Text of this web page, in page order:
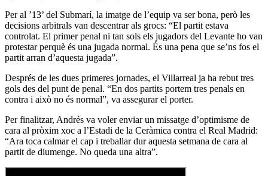
Per al ’13’ del Submarí, la imatge de l’equip va ser bona, però les
decisions arbitrals van descentrar als grocs: “El partit estava
controlat. El primer penal ni tan sols els jugadors del Levante ho van
protestar perquè és una jugada normal. És una pena que se’ns fos el
partit arran d’aquesta jugada”.
Després de les dues primeres jornades, el Villarreal ja ha rebut tres
gols des del punt de penal. “En dos partits portem tres penals en
contra i això no és normal”, va assegurar el porter.
Per finalitzar, Andrés va voler enviar un missatge d’optimisme de
cara al pròxim xoc a l’Estadi de la Ceràmica contra el Real Madrid:
“Ara toca calmar el cap i treballar dur aquesta setmana de cara al
partit de diumenge. No queda una altra”.